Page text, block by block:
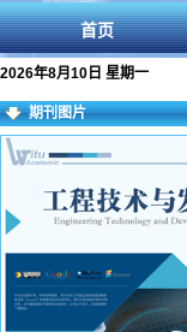
首页
2026年8月10日 星期一
期刊图片